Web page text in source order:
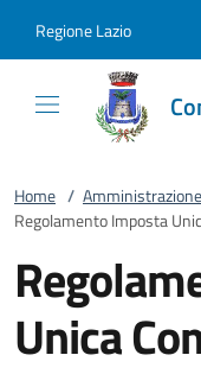
Regione Lazio
Home / Amministrazione
Regolamento Imposta
Unica